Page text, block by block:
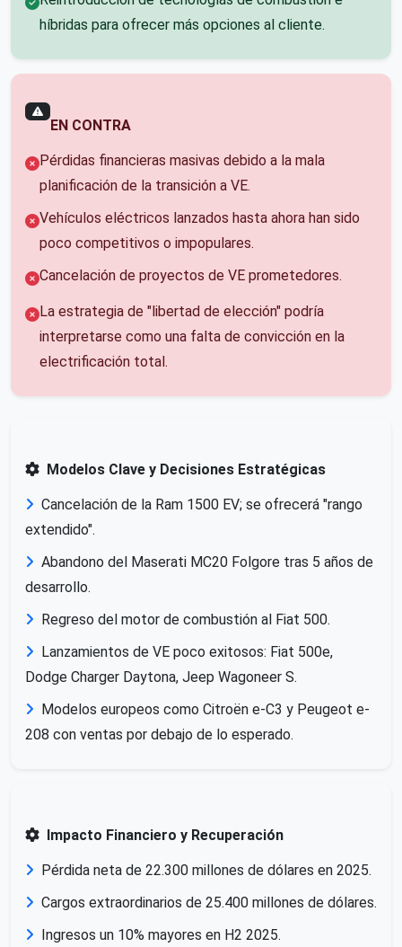
híbridas para ofrecer más opciones al cliente.
EN CONTRA
Pérdidas financieras masivas debido a la mala
planificación de la transición a VE.
Vehículos eléctricos lanzados hasta ahora han sido
poco competitivos o impopulares.
Cancelación de proyectos de VE prometedores.
La estrategia de "libertad de elección" podría
interpretarse como una falta de convicción en la
electrificación total.
Modelos Clave y Decisiones Estratégicas
Cancelación de la Ram 1500 EV; se ofrecerá "rango
extendido".
Abandono del Maserati MC20 Folgore tras 5 años de
desarrollo.
Regreso del motor de combustión al Fiat 500.
Lanzamientos de VE poco exitosos: Fiat 500e,
Dodge Charger Daytona, Jeep Wagoneer S.
Modelos europeos como Citroën e-C3 y Peugeot e-
208 con ventas por debajo de lo esperado.
Impacto Financiero y Recuperación
Pérdida neta de 22.300 millones de dólares en 2025.
Cargos extraordinarios de 25.400 millones de dólares.
Ingresos un 10% mayores en H2 2025.